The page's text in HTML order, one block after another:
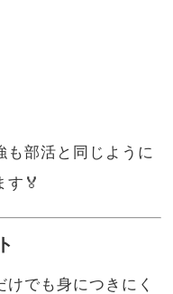
も部活と同じように
す🏅
でも身につきにく